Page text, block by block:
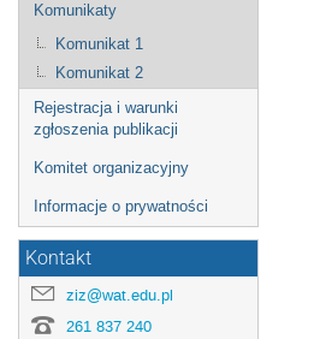
Komunikaty
Komunikat 1
Komunikat 2
Rejestracja i warunki
zgłoszenia publikacji
Komitet organizacyjny
Informacje o prywatności
Kontakt
ziz@wat.edu.pl
261 837 240